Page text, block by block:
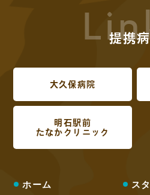
提携
大久保病院
明石駅前
たなかクリニック
ホーム
ス